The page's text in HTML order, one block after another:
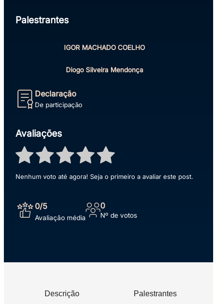
Palestrantes
IGOR MACHADO COELHO
Diogo Silveira Mendonça
Declaração
De participação
Avaliações
Nenhum voto até agora! Seja o primeiro a avaliar este post.
0/5
Avaliação média
0
Nº de votos
Descrição Palestrantes